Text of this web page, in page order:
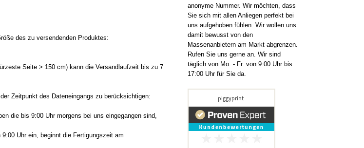
des zu versendenden Produktes:
Seite > 150 cm) kann die Versandlaufzeit bis zu 7
Zeitpunkt des Dateneingangs zu berücksichtigen:
die bis 9:00 Uhr morgens bei uns eingegangen sind,
Uhr ein, beginnt die Fertigungszeit am
anonyme Nummer. Wir möchten, dass
Sie sich mit allen Anliegen perfekt bei
uns aufgehoben fühlen. Wir wollen uns
damit bewusst von den
Massenanbietern am Markt abgrenzen.
Rufen Sie uns gerne an. Wir sind
täglich von Mo. - Fr. von 9:00 Uhr bis
17:00 Uhr für Sie da.